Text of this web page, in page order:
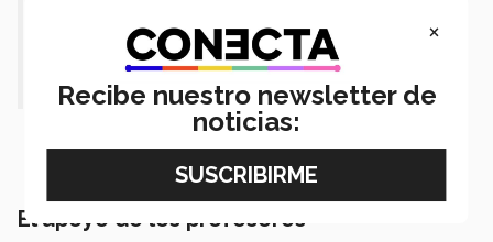
podría rescatar, podría rescatar una
de cada sector”. - Héctor Arismendi.
El apoyo de los profesores
×
Recibe nuestro newsletter de
noticias: